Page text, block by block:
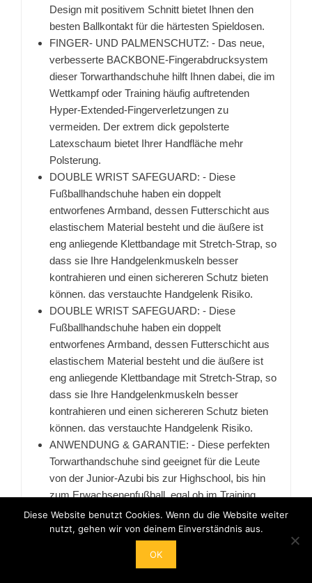
Design mit positivem Schnitt bietet Ihnen den
besten Ballkontakt für die härtesten Spieldosen.
FINGER- UND PALMENSCHUTZ: - Das neue,
verbesserte BACKBONE-Fingerabdrucksystem
dieser Torwarthandschuhe hilft Ihnen dabei, die im
Wettkampf oder Training häufig auftretenden
Hyper-Extended-Fingerverletzungen zu
vermeiden. Der extrem dick gepolsterte
Latexschaum bietet Ihrer Handfläche mehr
Polsterung.
DOUBLE WRIST SAFEGUARD: - Diese
Fußballhandschuhe haben ein doppelt
entworfenes Armband, dessen Futterschicht aus
elastischem Material besteht und die äußere ist
eng anliegende Klettbandage mit Stretch-Strap, so
dass sie Ihre Handgelenkmuskeln besser
kontrahieren und einen sichereren Schutz bieten
können. das verstauchte Handgelenk Risiko.
DOUBLE WRIST SAFEGUARD: - Diese
Fußballhandschuhe haben ein doppelt
entworfenes Armband, dessen Futterschicht aus
elastischem Material besteht und die äußere ist
eng anliegende Klettbandage mit Stretch-Strap, so
dass sie Ihre Handgelenkmuskeln besser
kontrahieren und einen sichereren Schutz bieten
können. das verstauchte Handgelenk Risiko.
ANWENDUNG & GARANTIE: - Diese perfekten
Torwarthandschuhe sind geeignet für die Leute
von der Junior-Azubi bis zur Highschool, bis hin
zum Erwachsenenfußball, egal ob im Training
oder im Spiel. GARANTIE: - 100% Geld-zurück-
Garantie, wenn es irgendein Problem mit dem
wenden, wir bieten Ihnen Geld zurück.
Diese Website benutzt Cookies. Wenn du die Website weiter
nutzt, gehen wir von deinem Einverständnis aus.
OK